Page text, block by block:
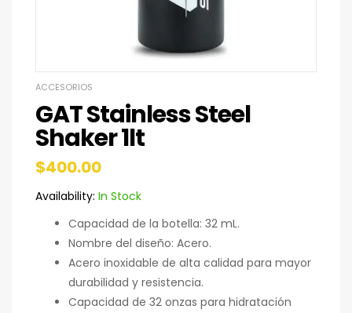
ACCESORIOS
GAT Stainless Steel
Shaker 1lt
$400.00
Availability: In Stock
Capacidad de la botella: 32 mL.
Nombre del diseño: Acero.
Acero inoxidable de alta calidad para mayor
durabilidad y resistencia.
Capacidad de 32 onzas para hidratación